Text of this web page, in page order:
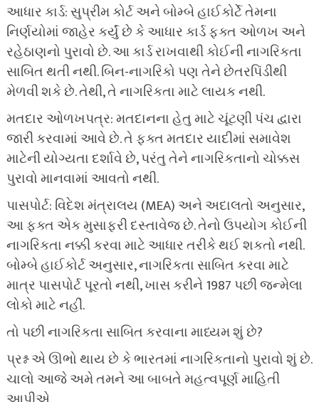
આધાર કાર્ડ: સુપ્રીમ કોર્ટ અને બોમ્બે હાઈકોર્ટે તેમના
નિર્ણયોમાં જાહેર કર્યું છે કે આધાર કાર્ડ ફક્ત ઓળખ અને
રહેઠાણનો પુરાવો છે. આ કાર્ડ રાખવાથી કોઈની નાગરિકતા
સાબિત થતી નથી. બિન-નાગરિકો પણ તેને છેતરપિંડીથી
મેળવી શકે છે. તેથી, તે નાગરિકતા માટે લાયક નથી.
મતદાર ઓળખપત્ર: મતદાનના હેતુ માટે ચૂંટણી પંચ દ્વારા
જારી કરવામાં આવે છે. તે ફક્ત મતદાર યાદીમાં સમાવેશ
માટેની યોગ્યતા દર્શાવે છે, પરંતુ તેને નાગરિકતાનો ચોક્કસ
પુરાવો માનવામાં આવતો નથી.
પાસપોર્ટ: વિદેશ મંત્રાલય (MEA) અને અદાલતો અનુસાર,
આ ફક્ત એક મુસાફરી દસ્તાવેજ છે. તેનો ઉપયોગ કોઈની
નાગરિકતા નક્કી કરવા માટે આધાર તરીકે થઈ શકતો નથી.
બોમ્બે હાઈકોર્ટ અનુસાર, નાગરિકતા સાબિત કરવા માટે
માત્ર પાસપોર્ટ પૂરતો નથી, ખાસ કરીને 1987 પછી જન્મેલા
લોકો માટે નહીં.
તો પછી નાગરિકતા સાબિત કરવાના માધ્યમ શું છે?
પ્રશ્ન એ ઊભો થાય છે કે ભારતમાં નાગરિકતાનો પુરાવો શું છે.
ચાલો આજે અમે તમને આ બાબતે મહત્વપૂર્ણ માહિતી